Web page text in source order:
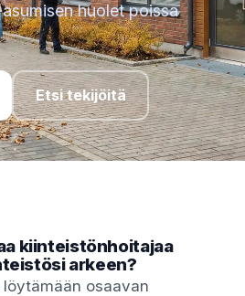
huolet poissa
Etsi tekijöitä
kiinteistönhoitajaa
arkeen?
osaavan